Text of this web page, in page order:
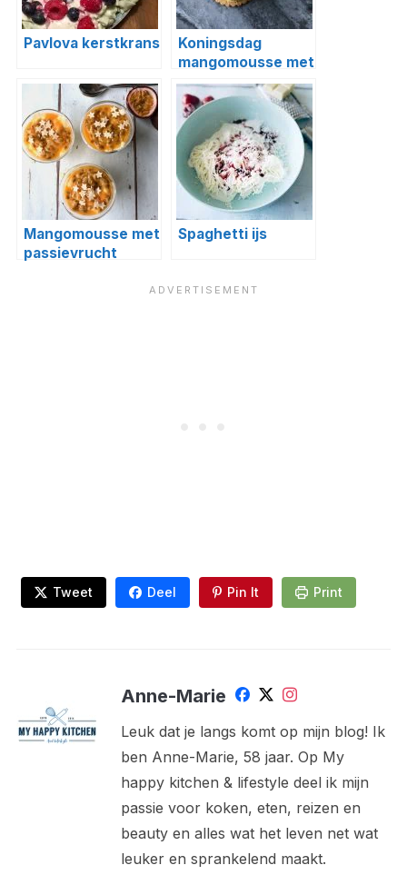
Pavlova kerstkrans
Koningsdag
mangomousse met
koraal tuile
Mangomousse met
passievrucht
Spaghetti ijs
Tweet Deel Pin It Print
Anne-Marie
Leuk dat je langs komt op mijn blog! Ik
ben Anne-Marie, 58 jaar. Op My
happy kitchen & lifestyle deel ik mijn
passie voor koken, eten, reizen en
beauty en alles wat het leven net wat
leuker en sprankelend maakt.